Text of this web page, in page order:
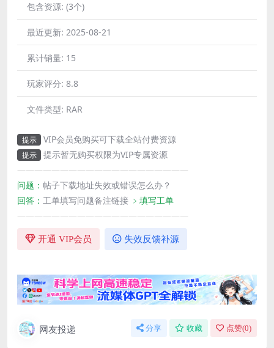
包含资源: (3个)
最近更新: 2025-08-21
累计销量: 15
玩家评分: 8.8
文件类型: RAR
提示 VIP会员免购买可下载全站付费资源
提示
提示暂无购买权限为VIP专属资源
————————————————————
问题： 帖子下载地址失效或错误怎么办？
回答： 工单填写问题备注链接 ﹥填写工单
————————————————————
开通 VIP会员 失效反馈补源
网友投递 分享 收藏 点赞(0)